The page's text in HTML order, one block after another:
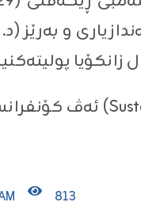
و
813